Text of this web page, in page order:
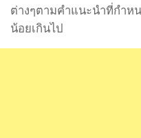
ต่างๆตามคำแนะนำที่กำห
น้อยเกินไป